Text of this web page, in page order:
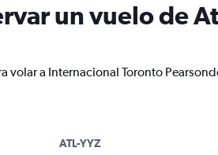
un vuelo de
volar a Internacional Toronto
ATL-YYZ